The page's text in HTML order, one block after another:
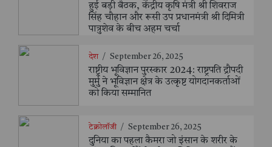
हुई बड़ी बैठक, केंद्रीय कृषि मंत्री श्री शिवराज
सिंह चौहान और रूसी उप प्रधानमंत्री श्री दिमित्री
पात्रुशेव के बीच अहम चर्चा
देश / September 26, 2025
राष्ट्रीय भूविज्ञान पुरस्कार 2024: राष्ट्रपति द्रौपदी
मुर्मु ने भूविज्ञान क्षेत्र के उत्कृष्ट योगदानकर्ताओं
को किया सम्मानित
टेक्नोलॉजी / September 26, 2025
दुनिया का पहला कैमरा जो इंसान के शरीर के